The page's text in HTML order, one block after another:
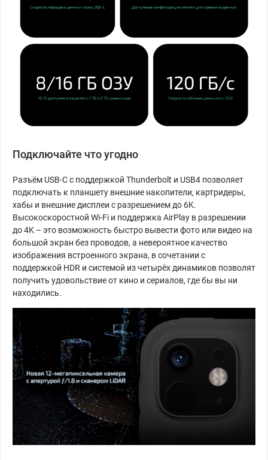
Подключайте что угодно
Разъём USB-C с поддержкой Thunderbolt и USB4 позволяет
подключать к планшету внешние накопители, картридеры,
хабы и внешние дисплеи с разрешением до 6K.
Высокоскоростной Wi-Fi и поддержка AirPlay в разрешении
до 4K – это возможность быстро вывести фото или видео на
большой экран без проводов, а невероятное качество
изображения встроенного экрана, в сочетании с
поддержкой HDR и системой из четырёх динамиков позволят
получить удовольствие от кино и сериалов, где бы вы ни
находились.